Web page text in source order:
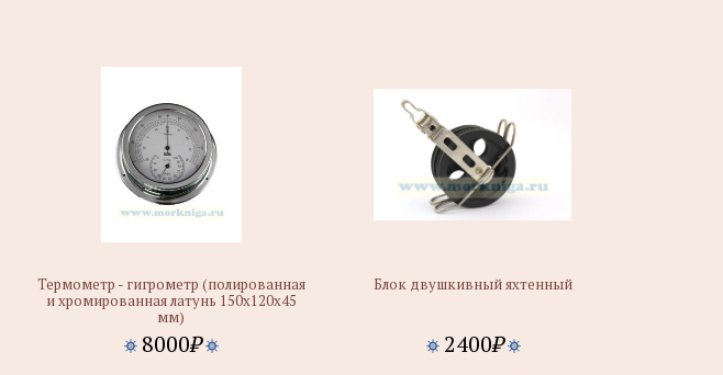
Термометр - гигрометр (полированная
и хромированная латунь 150х120х45
мм)
8000₽
Блок двушкивный яхтенный
2400₽